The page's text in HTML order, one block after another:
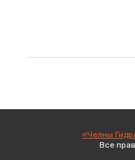
«Челны
Все